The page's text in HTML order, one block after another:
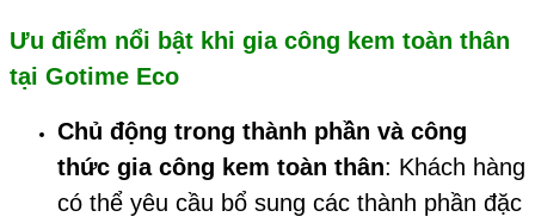
Ưu điểm nổi bật khi gia công kem toàn thân
tại Gotime Eco
Chủ động trong thành phần và công
thức gia công kem toàn thân: Khách hàng
có thể yêu cầu bổ sung các thành phần đặc